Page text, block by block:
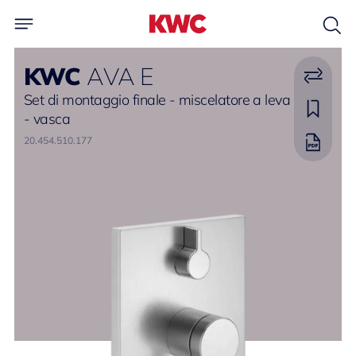
KWC AVA E
Set di montaggio finale - miscelatore a leva
- vasca
20.454.510.177